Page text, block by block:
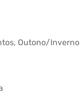
Outono/Inverno